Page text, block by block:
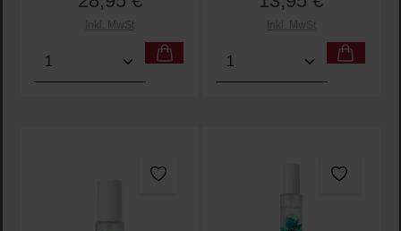
Inkl. MwSt
Produkt Anzahl: Gib den gewünschten Wert ein
Inkl. MwSt
Produkt Anzahl: Gib